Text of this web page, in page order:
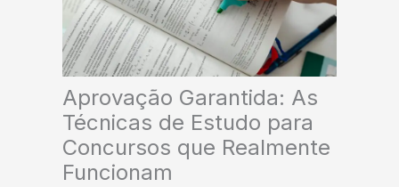
Aprovação Garantida: As
Técnicas de Estudo para
Concursos que Realmente
Funcionam